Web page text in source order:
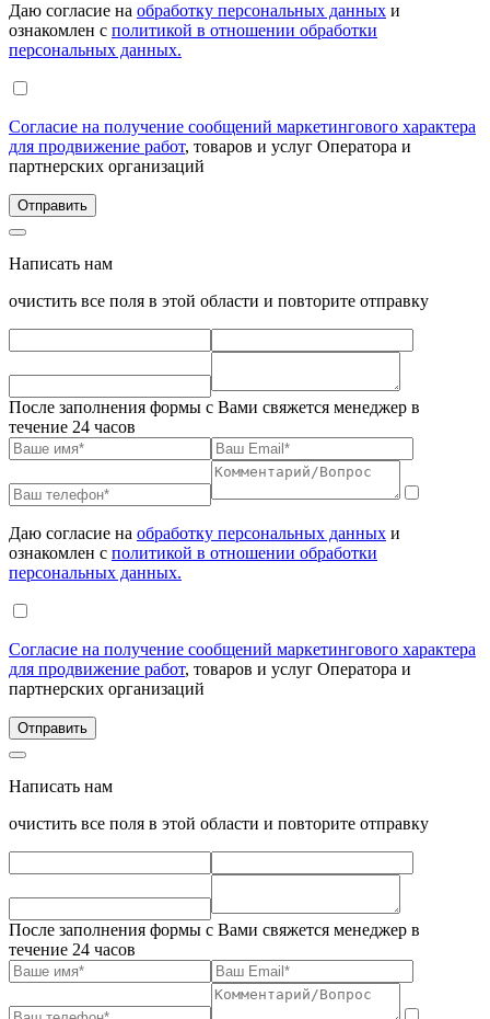
Даю согласие на обработку персональных данных и
ознакомлен с политикой в отношении обработки
персональных данных.
Согласие на получение сообщений маркетингового характера
для продвижение работ, товаров и услуг Оператора и
партнерских организаций
Написать нам
очистить все поля в этой области и повторите отправку
После заполнения формы с Вами свяжется менеджер в
течение 24 часов
Даю согласие на обработку персональных данных и
ознакомлен с политикой в отношении обработки
персональных данных.
Согласие на получение сообщений маркетингового характера
для продвижение работ, товаров и услуг Оператора и
партнерских организаций
Написать нам
очистить все поля в этой области и повторите отправку
После заполнения формы с Вами свяжется менеджер в
течение 24 часов